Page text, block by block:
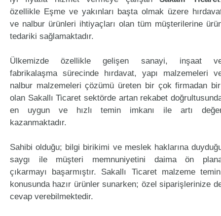
özellikle Eşme ve yakınları başta olmak üzere
ve nalbur ürünleri ihtiyaçları olan tüm müşterilerine
tedariki sağlamaktadır.
Ülkemizde özellikle gelişen sanayi, inşaat
fabrikalaşma sürecinde hırdavat, yapı malzemeleri
nalbur malzemeleri çözümü üreten bir çok firmadan
olan Sakallı Ticaret sektörde artan rekabet
en uygun ve hızlı temin imkanı ile artı
kazanmaktadır.
Sahibi olduğu; bilgi birikimi ve meslek haklarına
saygı ile müşteri memnuniyetini daima ön
çıkarmayı başarmıştır. Sakallı Ticaret malzeme
konusunda hazır ürünler sunarken; özel siparişlerinize
cevap verebilmektedir.